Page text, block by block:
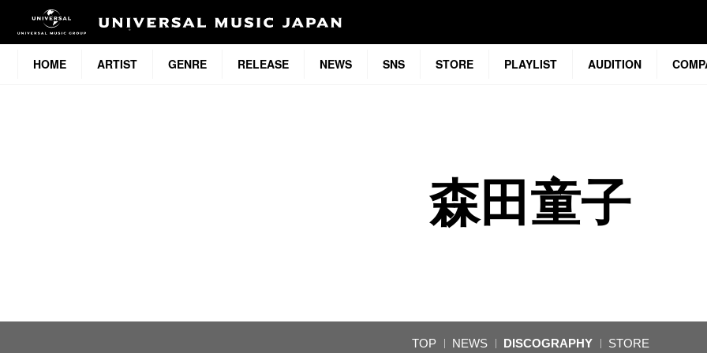
HOME ARTIST GENRE RELEASE NEWS SNS STORE PLAYLIST AUDITION
森田童子
TOP NEWS DISCOGRAPHY STORE